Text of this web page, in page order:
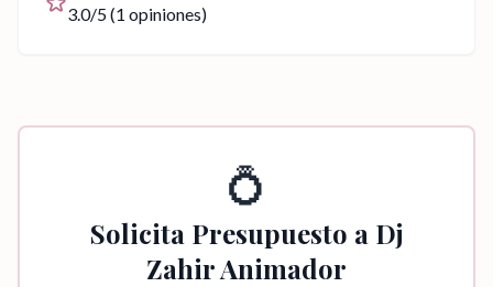
3.0/5 (1 opiniones)
💍
Solicita Presupuesto a Dj
Zahir Animador